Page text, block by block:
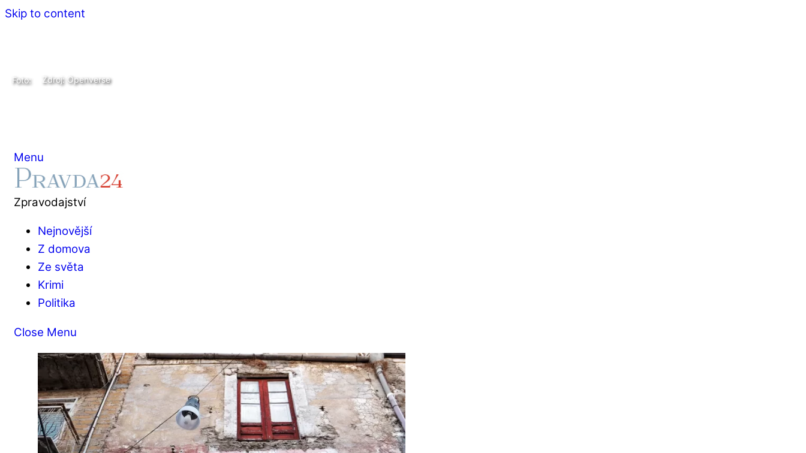
Skip to content
Menu
Zpravodajství
Nejnovější
Z domova
Ze světa
Krimi
Politika
Close Menu
Zdroj: Openverse
Foto: